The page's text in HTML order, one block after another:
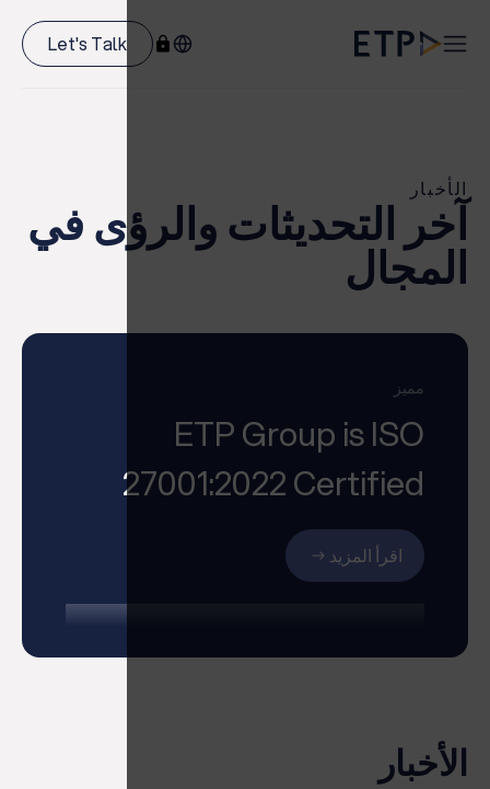
Let's Talk
الأخبار
آخر التحديثات والرؤى في
المجال
مميز
ETP Group is ISO
27001:2022 Certified
اقرأ المزيد
الأخبار